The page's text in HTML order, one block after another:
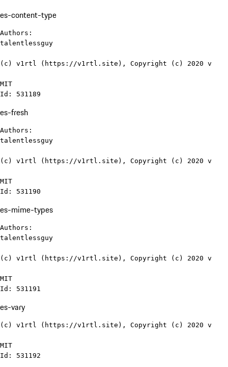
es-content-type
Authors:
talentlessguy
(c) v1rtl (https://v1rtl.site), Copyright (c) 2020 v
MIT
Id: 531189
es-fresh
Authors:
talentlessguy
(c) v1rtl (https://v1rtl.site), Copyright (c) 2020 v
MIT
Id: 531190
es-mime-types
Authors:
talentlessguy
(c) v1rtl (https://v1rtl.site), Copyright (c) 2020 v
MIT
Id: 531191
es-vary
(c) v1rtl (https://v1rtl.site), Copyright (c) 2020 v
MIT
Id: 531192